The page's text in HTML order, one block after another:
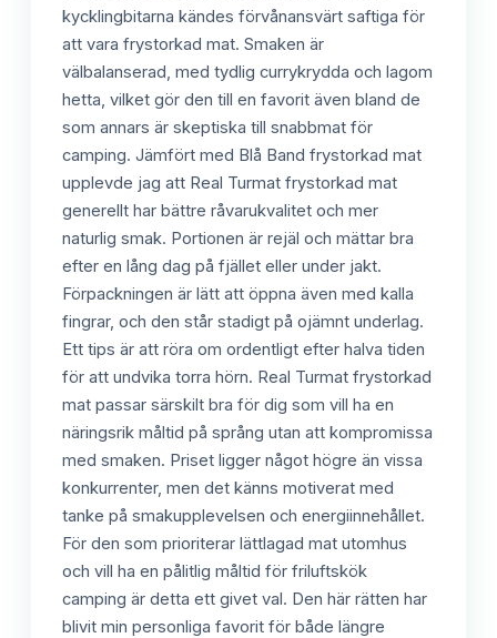
kycklingbitarna kändes förvånansvärt saftiga för
att vara frystorkad mat. Smaken är
välbalanserad, med tydlig currykrydda och lagom
hetta, vilket gör den till en favorit även bland de
som annars är skeptiska till snabbmat för
camping. Jämfört med Blå Band frystorkad mat
upplevde jag att Real Turmat frystorkad mat
generellt har bättre råvarukvalitet och mer
naturlig smak. Portionen är rejäl och mättar bra
efter en lång dag på fjället eller under jakt.
Förpackningen är lätt att öppna även med kalla
fingrar, och den står stadigt på ojämnt underlag.
Ett tips är att röra om ordentligt efter halva tiden
för att undvika torra hörn. Real Turmat frystorkad
mat passar särskilt bra för dig som vill ha en
näringsrik måltid på språng utan att kompromissa
med smaken. Priset ligger något högre än vissa
konkurrenter, men det känns motiverat med
tanke på smakupplevelsen och energiinnehållet.
För den som prioriterar lättlagad mat utomhus
och vill ha en pålitlig måltid för friluftskök
camping är detta ett givet val. Den här rätten har
blivit min personliga favorit för både längre